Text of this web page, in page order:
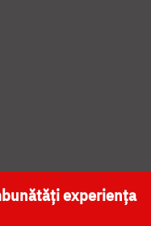
NAȚIONALĂ
experiența